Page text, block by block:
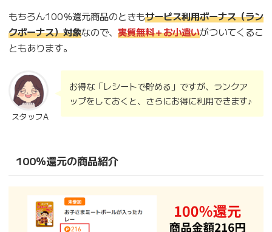
もちろん100％還元商品のときもサービス利用ボーナス（ラン
クボーナス）対象なので、 実質無料＋お小遣いがついてくるこ
ともあります。
スタッフA
お得な「レシートで貯める」ですが、ランクア
ップをしておくと、さらにお得に利用できます♪
100％還元の商品紹介